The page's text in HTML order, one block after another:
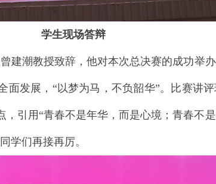
学生现场答辩
潮教授致辞，他对本次总决赛的成功举
发展，“以梦为马，不负韶华”。比赛讲
引用“青春不是年华，而是心境；青春不
学们再接再厉。